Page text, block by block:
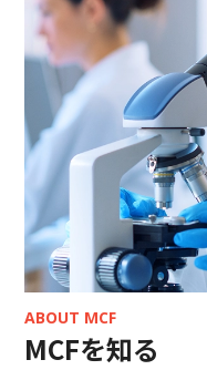
ABOUT MCF
MCFを知る